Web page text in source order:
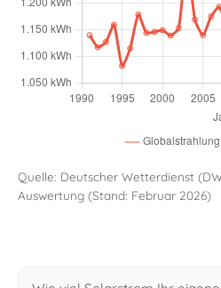
Quelle: Deutscher Wetterdienst
Auswertung (Stand: Februar 2026)